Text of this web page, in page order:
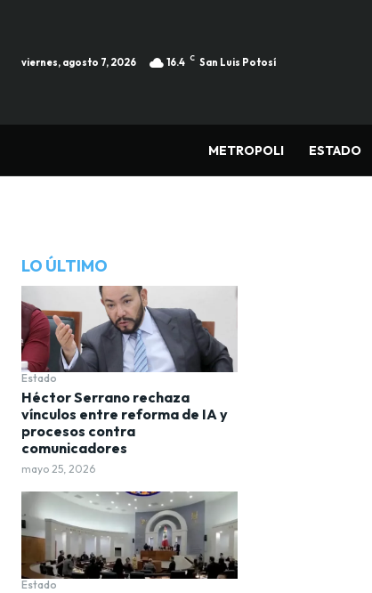
viernes, agosto 7, 2026 16.4 C San Luis Potosí
METROPOLI ESTADO
LO ÚLTIMO
Estado
Héctor Serrano rechaza
vínculos entre reforma de IA y
procesos contra
comunicadores
mayo 25, 2026
Estado